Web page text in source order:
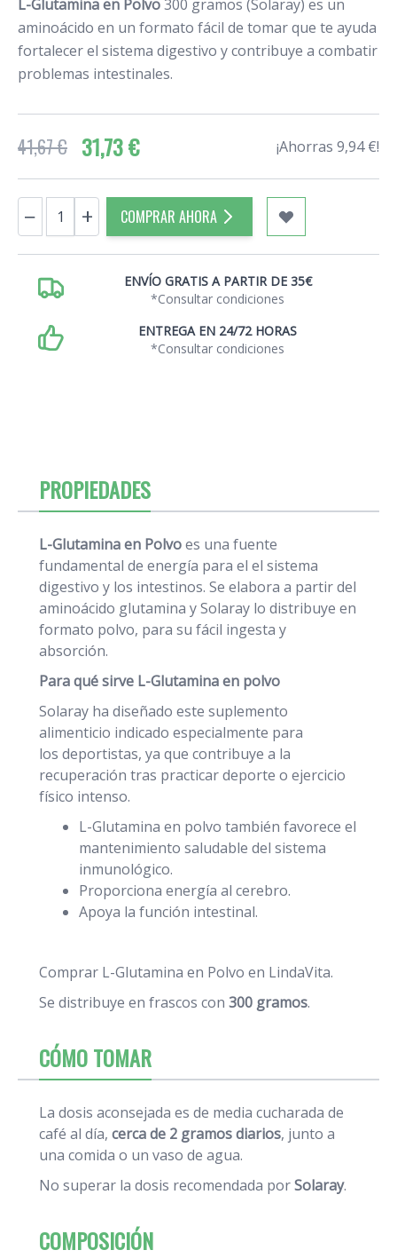
L-Glutamina en Polvo300 gramos (Solaray) es un
aminoácido en un formato fácil de tomar que te ayuda
fortalecer el sistema digestivo y contribuye a combatir
problemas intestinales.
41,67 € 31,73 € ¡Ahorras 9,94 €!
Cantidad
− + COMPRAR AHORA
ENVÍO GRATIS A PARTIR DE 35€
*Consultar condiciones
ENTREGA EN 24/72 HORAS
*Consultar condiciones
PROPIEDADES
L-Glutamina en Polvoes una fuente
fundamental de energía para el el sistema
digestivo y los intestinos. Se elabora a partir del
aminoácido glutamina y Solaray lo distribuye en
formato polvo, para su fácil ingesta y
absorción.
Para qué sirve L-Glutamina en polvo
Solaray ha diseñado este suplemento
alimenticio indicado especialmente para
los deportistas, ya que contribuye a la
recuperación tras practicar deporte o ejercicio
físico intenso.
L-Glutamina en polvo también favorece el
mantenimiento saludable del sistema
inmunológico.
Proporciona energía al cerebro.
Apoya la función intestinal.
Comprar L-Glutamina en Polvo en LindaVita.
Se distribuye en frascos con 300 gramos.
CÓMO TOMAR
La dosis aconsejada es de media cucharada de
café al día, cerca de 2 gramos diarios, junto a
una comida o un vaso de agua.
No superar la dosis recomendada porSolaray.
COMPOSICIÓN